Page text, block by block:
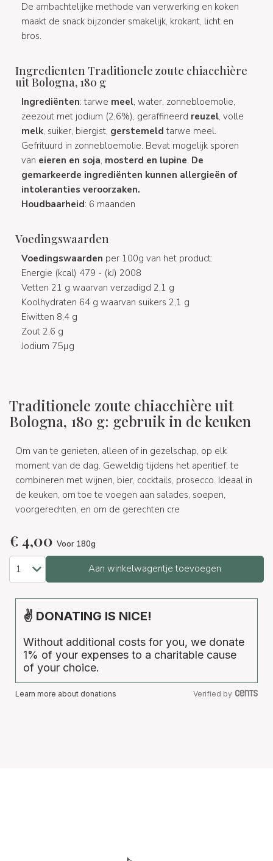
De ambachtelijke methode van verwerking en koken
maakt de snack bijzonder smakelijk, krokant, licht en
bros.
Ingredienten Traditionele zoute chiacchière
uit Bologna, 180 g
Ingrediënten: tarwe meel, water, zonnebloemolie,
zeezout met jodium (2,6%), geraffineerd reuzel, volle
melk, suiker, biergist, gerstemeld tarwe meel.
Gefrituurd in zonnebloemolie. Bevat mogelijk sporen
van eieren en soja, mosterd en lupine. De
gemarkeerde ingrediënten kunnen allergieën of
intoleranties veroorzaken.
Houdbaarheid: 6 maanden
Voedingswaarden
Voedingswaarden per 100g van het product:
Energie (kcal) 479 - (kJ) 2008
Vetten 21 g waarvan verzadigd 2,1 g
Koolhydraten 64 g waarvan suikers 2,1 g
Eiwitten 8,4 g
Zout 2,6 g
Jodium 75µg
Traditionele zoute chiacchière uit
Bologna, 180 g: gebruik in de keuken
Om van te genieten, alleen of in gezelschap, op elk
moment van de dag. Geweldig tijdens het aperitief, te
combineren met wijnen, bier, cocktails, prosecco. Ideaal in
de keuken, om toe te voegen aan salades, soepen,
voorgerechten, en om de gerechten cre
€4,00 Voor 180g
Aan winkelwagentje toevoegen
✌ DONATING IS NICE!
Without additional costs for you, we donate
1% of your expenses to a charitable cause
of your choice.
Learn more about donations Verified by